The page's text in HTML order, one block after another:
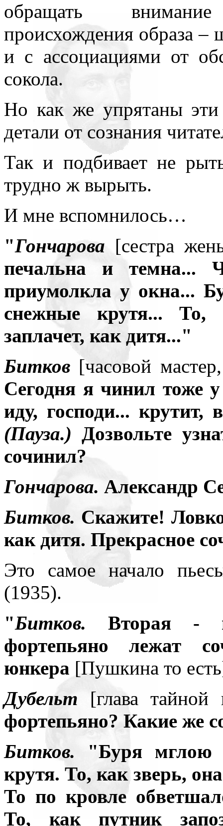
обращать
происхождения образа –
и с ассоциациями от
сокола.
Но как же упрятаны
детали от сознания
Так и подбивает не
трудно ж вырыть.
И мне вспомнилось…
"Гончарова [сестра
печальна и темна...
приумолкла у окна...
снежные крутя... То,
заплачет, как дитя..."
Битков [часовой
Сегодня я чинил тоже
иду, господи...
(Пауза.)Дозвольте
сочинил?
Гончарова. Александр
Битков. Скажите!
как дитя. Прекрасное
Это самое начало
(1935).
"Битков. Вторая -
фортепьяно лежат
юнкера [Пушкина то
Дубельт [глава
фортепьяно? Какие же
Битков. "Буря мглою
крутя. То, как зверь,
То по кровле
То, как путник